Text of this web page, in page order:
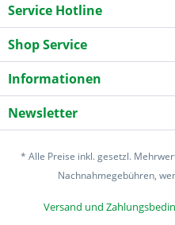
Service Hotline
Shop Service
Informationen
Newsletter
* Alle Preise inkl. gesetzl.
Nachnahmegebühren,
Versand und